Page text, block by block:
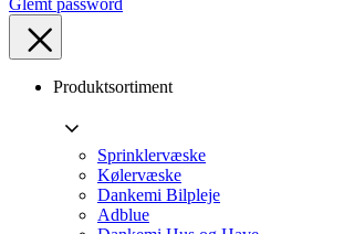
Glemt password
Produktsortiment
Sprinklervæske
Kølervæske
Dankemi Bilpleje
Adblue